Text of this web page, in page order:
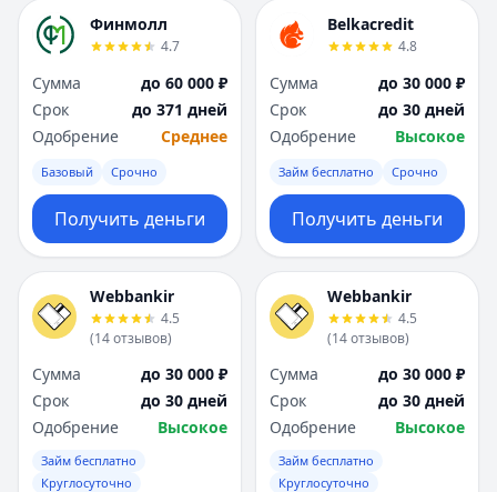
Финмолл
4.7
Сумма
до 60 000 ₽
Срок
до 371 дней
Одобрение
Среднее
Базовый Срочно
Получить деньги
Belkacredit
4.8
Сумма
до 30 000 ₽
Срок
до 30 дней
Одобрение
Высокое
Займ бесплатно Срочно
Получить деньги
Webbankir
4.5
(14отзывов)
Сумма
до 30 000 ₽
Срок
до 30 дней
Одобрение
Высокое
Займ бесплатно
Круглосуточно
Webbankir
4.5
(14отзывов)
Сумма
до 30 000 ₽
Срок
до 30 дней
Одобрение
Высокое
Займ бесплатно
Круглосуточно